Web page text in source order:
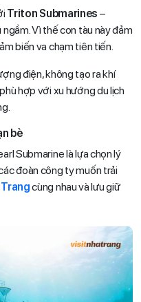
Triton Submarines –
Vì thế con tàu này đảm
biến va chạm tiên tiến.
điện, không tạo ra khí
hợp với xu hướng du lịch
bè
Submarine là lựa chọn lý
đoàn công ty muốn trải
cùng nhau và lưu giữ